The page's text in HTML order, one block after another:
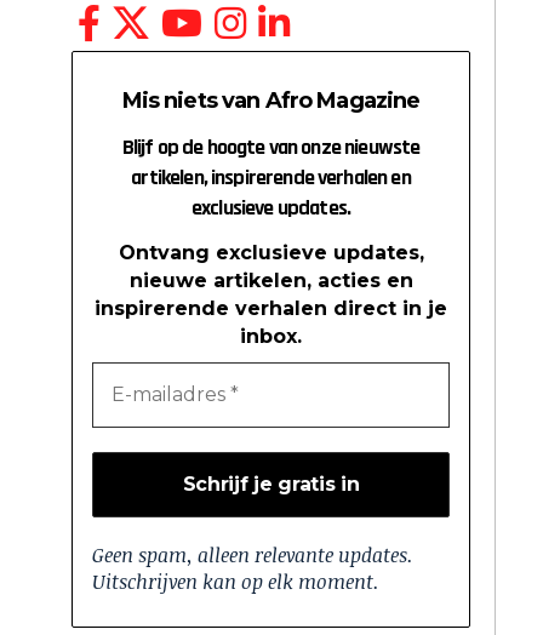
Mis niets van Afro Magazine
Blijf op de hoogte van onze nieuwste
artikelen, inspirerende verhalen en
exclusieve updates.
Ontvang exclusieve updates,
nieuwe artikelen, acties en
inspirerende verhalen direct in je
inbox.
Geen spam, alleen relevante updates.
Uitschrijven kan op elk moment.